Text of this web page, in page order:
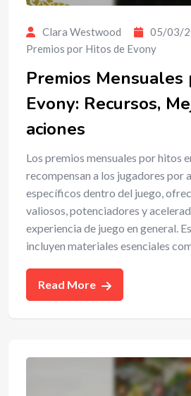
Clara Westwood 05/03/
Premios por Hitos de Evony
Premios
Evony: Recursos,
aciones
Los premios mensuales por hitos
recompensan a los jugadores por
específicos dentro del juego,
valiosos, potenciadores y
experiencia de juego en general.
incluyen materiales esenciales
Read More